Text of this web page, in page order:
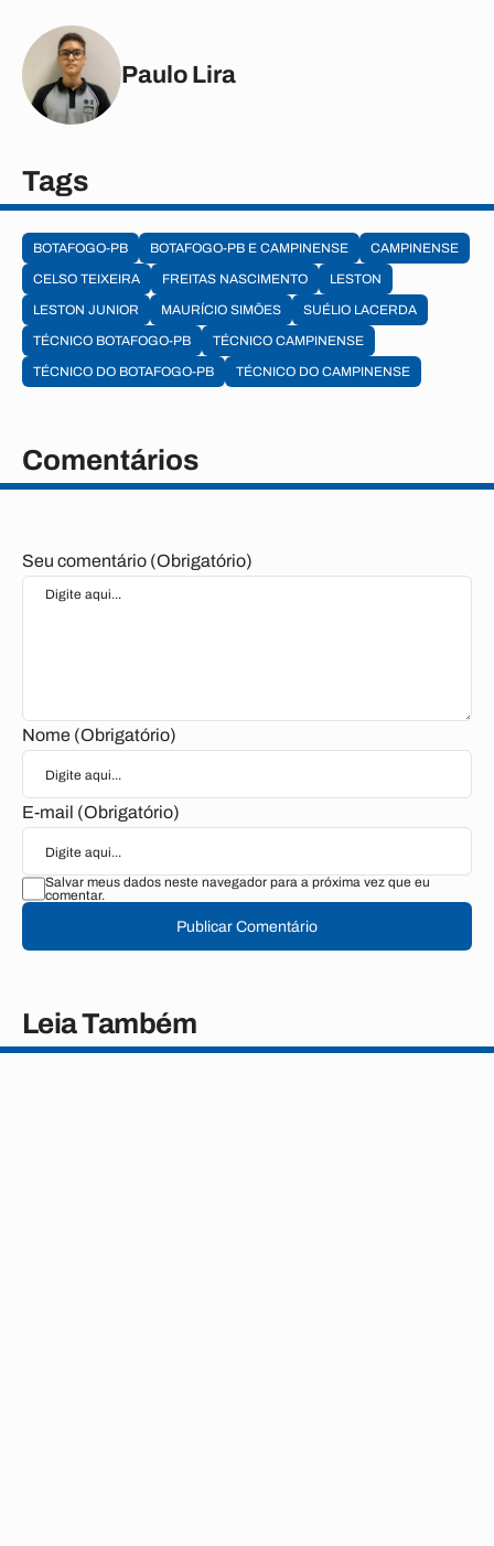
Paulo Lira
Tags
BOTAFOGO-PB BOTAFOGO-PB E CAMPINENSE
CAMPINENSE
CELSO TEIXEIRA
FREITAS NASCIMENTO
LESTON
LESTON JUNIOR
MAURÍCIO SIMÕES
SUÉLIO LACERDA
TÉCNICO BOTAFOGO-PB
TÉCNICO CAMPINENSE
TÉCNICO DO BOTAFOGO-PB
TÉCNICO DO CAMPINENSE
Comentários
Seu comentário (Obrigatório)
Nome (Obrigatório)
E-mail (Obrigatório)
Salvar meus dados neste navegador para a próxima vez que eu
comentar.
Publicar Comentário
Leia Também